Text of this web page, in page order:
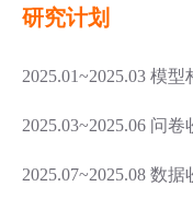
研究计划
2025.01~2025.03 模
2025.03~2025.06 问
2025.07~2025.08 数